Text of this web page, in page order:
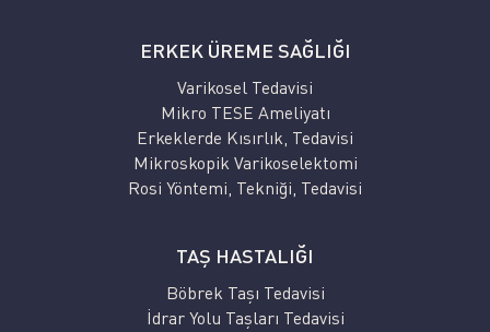
ERKEK ÜREME SAĞLIĞI
Varikosel Tedavisi
Mikro TESE Ameliyatı
Erkeklerde Kısırlık, Tedavisi
Mikroskopik Varikoselektomi
Rosi Yöntemi, Tekniği, Tedavisi
TAŞ HASTALIĞI
Böbrek Taşı Tedavisi
İdrar Yolu Taşları Tedavisi